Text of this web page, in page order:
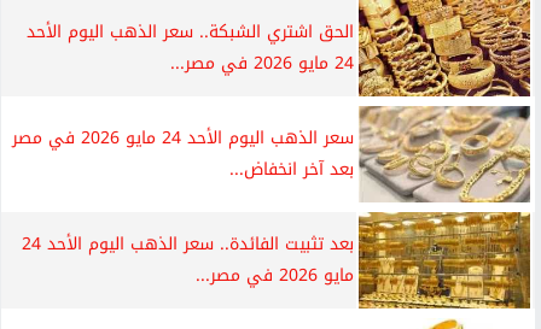
الحق اشتري الشبكة.. سعر الذهب اليوم الأحد
24 مايو 2026 في مصر...
سعر الذهب اليوم الأحد 24 مايو 2026 في مصر
بعد آخر انخفاض...
بعد تثبيت الفائدة.. سعر الذهب اليوم الأحد 24
مايو 2026 في مصر...